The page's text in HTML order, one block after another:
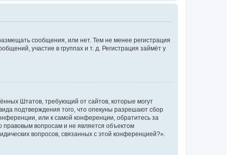
сообщения, или нет. Тем не менее регистрация
участие в группах и т. д. Регистрация займёт у
Штатов, требующий от сайтов, которые могут
подтверждения того, что опекуны разрешают сбор
или к самой конференции, обратитесь за
вопросам и не является объектом
вопросов, связанных с этой конференцией?».